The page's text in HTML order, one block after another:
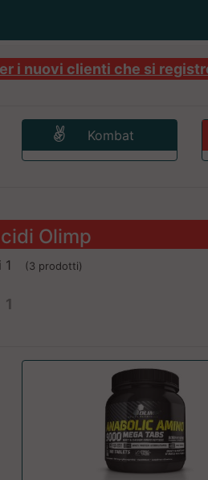
i nuovi clienti che si
Kombat
Olimp
1 (3 prodotti)
1